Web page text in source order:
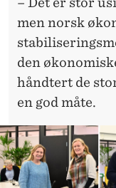
men norsk
den
håndtert de
en god måte.